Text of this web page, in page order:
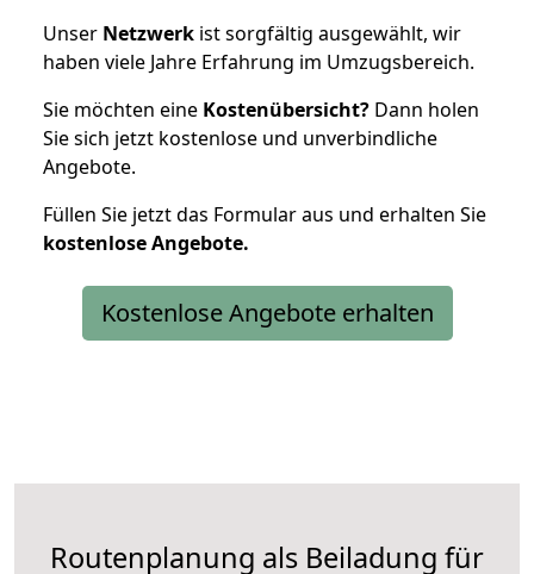
Unser Netzwerk ist sorgfältig ausgewählt, wir
haben viele Jahre Erfahrung im Umzugsbereich.
Sie möchten eine Kostenübersicht? Dann holen
Sie sich jetzt kostenlose und unverbindliche
Angebote.
Füllen Sie jetzt das Formular aus und erhalten Sie
kostenloseAngebote.
Kostenlose Angebote erhalten
Routenplanung als Beiladung für